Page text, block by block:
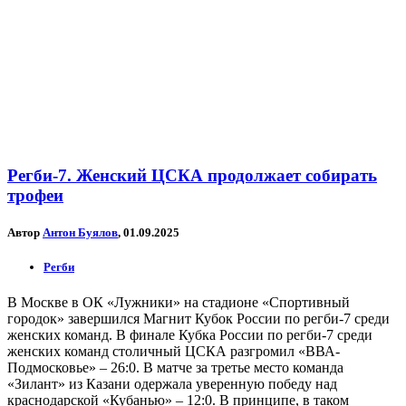
Регби-7. Женский ЦСКА продолжает собирать
трофеи
Автор Антон Буялов, 01.09.2025
Регби
В Москве в ОК «Лужники» на стадионе «Спортивный
городок» завершился Магнит Кубок России по регби-7 среди
женских команд. В финале Кубка России по регби-7 среди
женских команд столичный ЦСКА разгромил «ВВА-
Подмосковье» – 26:0. В матче за третье место команда
«Зилант» из Казани одержала уверенную победу над
краснодарской «Кубанью» – 12:0. В принципе, в таком